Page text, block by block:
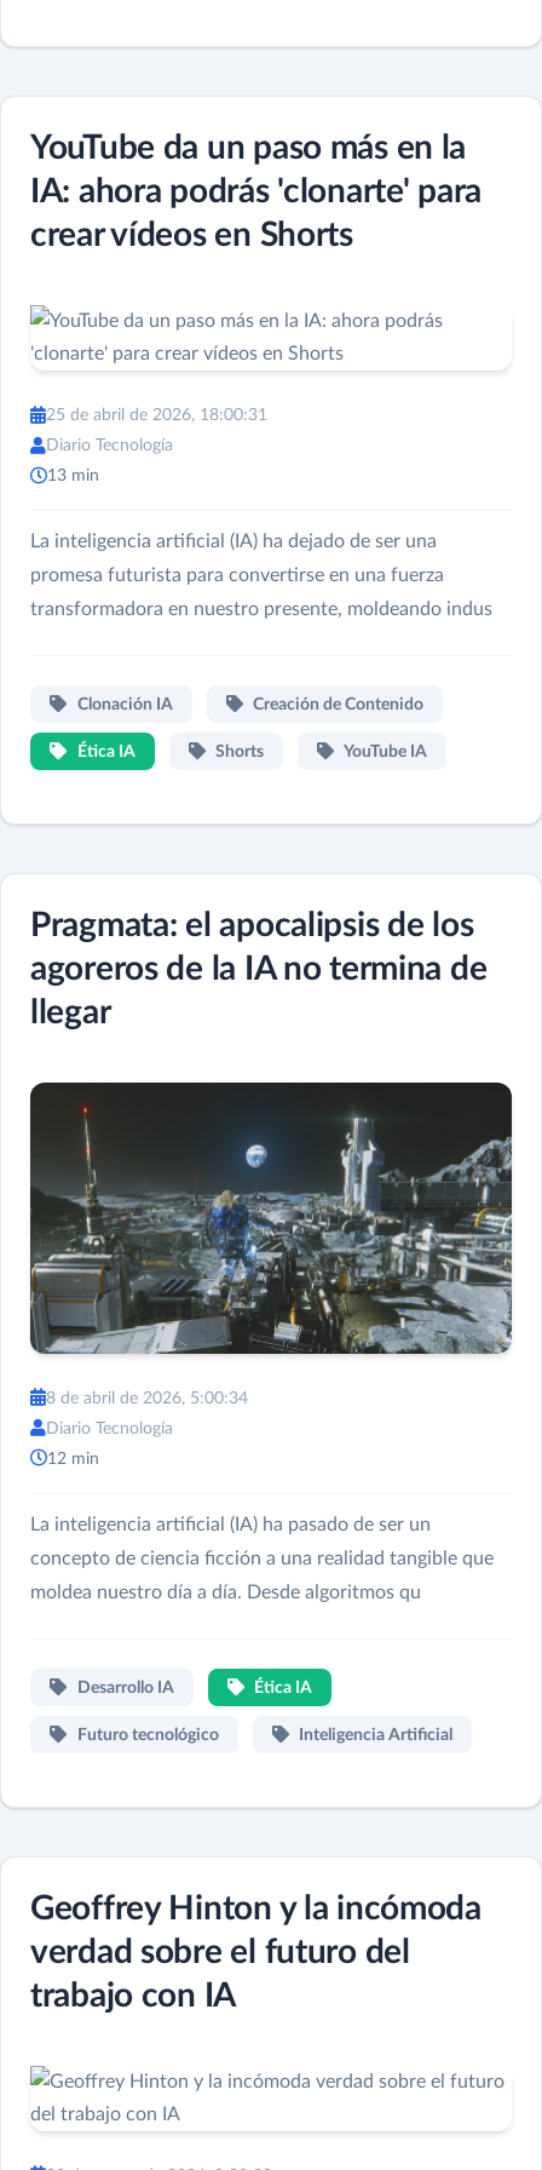
YouTube da un paso más en la
IA: ahora podrás 'clonarte' para
crear vídeos en Shorts
25 de abril de 2026, 18:00:31
Diario Tecnología
13 min
La inteligencia artificial (IA) ha dejado de ser una
promesa futurista para convertirse en una fuerza
transformadora en nuestro presente, moldeando indus
Clonación IA Creación de Contenido
Ética IA Shorts YouTube IA
Pragmata: el apocalipsis de los
agoreros de la IA no termina de
llegar
8 de abril de 2026, 5:00:34
Diario Tecnología
12 min
La inteligencia artificial (IA) ha pasado de ser un
concepto de ciencia ficción a una realidad tangible que
moldea nuestro día a día. Desde algoritmos qu
Desarrollo IA Ética IA
Futuro tecnológico Inteligencia Artificial
Geoffrey Hinton y la incómoda
verdad sobre el futuro del
trabajo con IA